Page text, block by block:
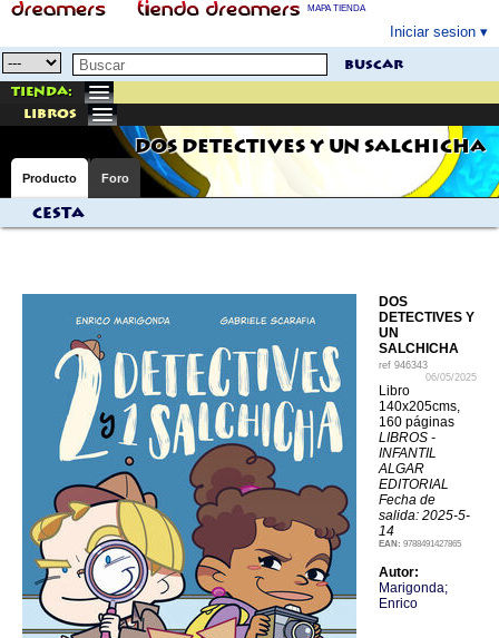
MAPA TIENDA
Iniciar sesion
buscar
Tienda:
libros
DOS DETECTIVES Y UN SALCHICHA
Producto Foro
Cesta
DOS
DETECTIVES Y
UN
SALCHICHA
ref 946343
06/05/2025
Libro
140x205cms,
160 páginas
LIBROS -
INFANTIL
ALGAR
EDITORIAL
Fecha de
salida: 2025-5-
14
EAN: 9788491427865
Autor:
Marigonda;
Enrico